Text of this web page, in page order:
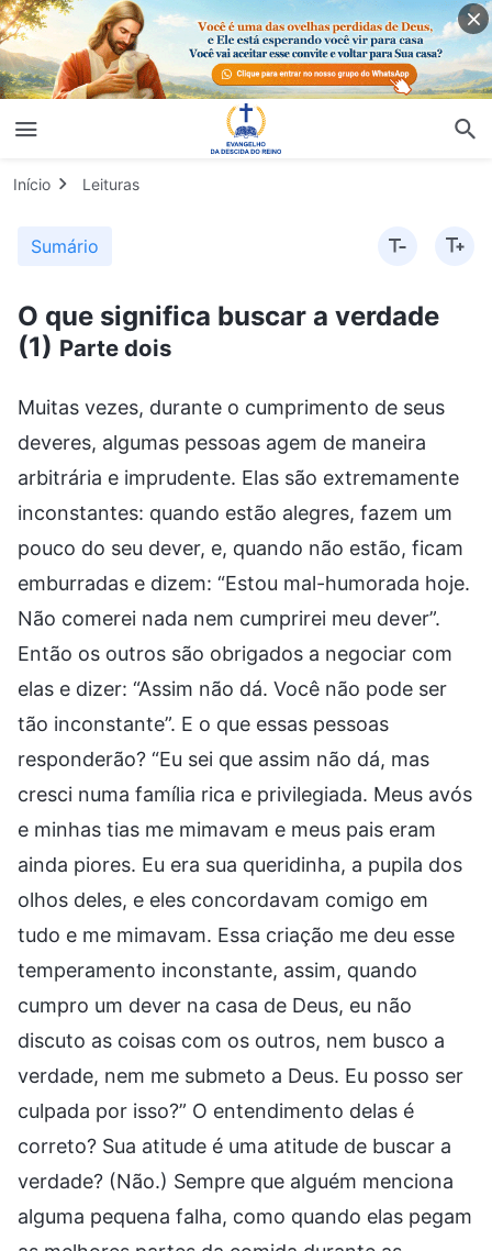
Início Leituras
Sumário
O que significa buscar a verdade
(1) Parte dois
Muitas vezes, durante o cumprimento de seus deveres, algumas pessoas agem de maneira arbitrária e imprudente. Elas são extremamente inconstantes: quando estão alegres, fazem um pouco do seu dever, e, quando não estão, ficam emburradas e dizem: “Estou mal-humorada hoje. Não comerei nada nem cumprirei meu dever”. Então os outros são obrigados a negociar com elas e dizer: “Assim não dá. Você não pode ser tão inconstante”. E o que essas pessoas responderão? “Eu sei que assim não dá, mas cresci numa família rica e privilegiada. Meus avós e minhas tias me mimavam e meus pais eram ainda piores. Eu era sua queridinha, a pupila dos olhos deles, e eles concordavam comigo em tudo e me mimavam. Essa criação me deu esse temperamento inconstante, assim, quando cumpro um dever na casa de Deus, eu não discuto as coisas com os outros, nem busco a verdade, nem me submeto a Deus. Eu posso ser culpada por isso?” O entendimento delas é correto? Sua atitude é uma atitude de buscar a verdade? (Não.) Sempre que alguém menciona alguma pequena falha, como quando elas pegam as melhores partes da comida durante as refeições, como só se importam consigo mesmas sem pensar nos outros, elas dizem: “Sou assim desde a infância. Estou acostumada com isso. Eu nunca pensei nas outras pessoas. Sempre tive uma vida privilegiada, pais que me adoram e avós que me idolatram. Eu sou a pupila dos olhos de toda a minha família”. Isso é um monte de bobagem e falácia. Isso não é um pouco descarado e insolente? Seus pais idolatram você — isso significa que todas as outras pessoas devem idolatrar também? Seus parentes adoram e idolatram você — isso lhe dá motivo para agir de maneira imprudente e arbitrária na casa de Deus? Esse é um motivo válido? Essa é a atitude correta a ter em relação a seu caráter corrupto? Essa é uma atitude de buscar a verdade? (Não.) Quando algo acomete essas pessoas, quando têm qualquer problema que tenha a ver com seu caráter corrupto ou com sua vida, elas procuram justificativas objetivas para responder por ele, para explicá-lo, para justificá-lo. Elas nunca buscam a verdade nem oram a Deus e não vêm para diante de Deus para refletir sobre si mesmas. Sem autorreflexão, alguém pode conhecer seus problemas e sua corrupção? (Não.) E ele pode se arrepender sem conhecer sua corrupção? (Não.) Se alguém não puder se arrepender, qual é a condição em que, invariavelmente, viverá? Não será uma condição de perdão próprio? De achar que, embora tenha manifestado corrupção, ele não cometeu nenhum mal nem violou os decretos administrativos — que, embora agir assim não tenha se conformado aos princípios da verdade, não foi intencional e é perdoável? (Sim.) Bem, esse é o tipo de condição que alguém que busca a verdade deveria ter? (Não.) Se alguém nunca se arrepender de verdade e sempre viver nesse tipo de condição, será capaz de dar meia-volta? Não, ele nunca será capaz disso. E se não der meia-volta, a pessoa será incapaz de realmente se soltar de seu mal. O que significa ser incapaz de realmente se soltar de seu mal? Significa que ela não pode praticar a verdade nem entrar na realidade da verdade. Esse é o desfecho óbvio. Se você não consegue se soltar de seu mal nem praticar a verdade e entrar na realidade da verdade, então, se você deseja que Deus mude de opinião em relação a você, se deseja alcançar a obra do Espírito Santo, ganhar o esclarecimento e a iluminação de Deus e que Deus perdoe suas transgressões e resolva sua corrupção, isso será possível? (Não.) Se não é possível, sua crença em Deus pode resultar na sua salvação? (Não.) Se vive numa condição de perdoar e admirar a si mesma, a pessoa fica quilômetros aquém de buscar a verdade. As coisas com que ela se ocupa, que observa, ouve e corre por aí fazendo podem até estar relacionadas à crença em Deus, mas nada têm a ver com a busca ou a prática da verdade. Esse desfecho é óbvio. E já que elas não estão relacionadas à busca nem à prática da verdade, essa pessoa não terá refletido sobre si mesma nem terá conhecimento de si mesma. Ela não conhecerá a medida em que foi corrompida e não saberá como praticar o arrependimento, portanto é ainda menos provável que ela alcançará o arrependimento verdadeiro ou fará com que Deus mude Sua opinião em relação a ela. Se você viver em tal condição e quiser que Deus repense, perdoe ou aprove você, isso realmente será difícil. O que significa “aprovar” aqui? Significa que Deus reconhece o que você faz, o aprova e Se lembra disso. Se não consegue ganhar nenhuma dessas coisas, isso prova que você não está buscando a verdade nas coisas que faz, em seus esforços, em suas manifestações e em seu comportamento. Não importa o que você pense, mesmo que seja capaz de exercer alguns bons comportamentos, esses comportamentos só representam que existe um tanto de razão e consciência em sua humanidade. Mas esses bons comportamentos não são uma manifestação da busca da verdade, pois seu ponto de partida, suas intenções e seus motivos não são os de buscar a verdade. Que base existe para dizer isso? A base é que nenhum de seus pensamentos, ações ou feitos ocorre na busca da verdade e nada têm a ver com a verdade. Se tudo que alguém faz é não ganhar a aprovação e o reconhecimento de Deus, então nada que ele faz será capaz de alcançar a aprovação e o reconhecimento de Deus, e é óbvio que esses comportamentos e práticas só podem ser chamados de bons comportamentos humanos. Não são sinais de que ele está praticando a verdade e certamente não são sinais de que a está buscando. Pessoas que são particularmente inconstantes e muitas vezes se comportam de maneira imprudente e arbitrária não aceitam o julgamento e castigo das palavras de Deus nem aceitam poda e tratamento. Também dão desculpas frequentes por não buscar a verdade e por sua incapacidade de aceitar poda e tratamento. Que caráter é esse? Obviamente, é um caráter que está farto da verdade — o caráter de Satanás. O homem possui a natureza de Satanás e seu caráter, então, sem dúvida alguma, as pessoas são de Satanás. São diabos, a cria de Satanás e prole do grande dragão vermelho. Algumas pessoas são capazes de admitir que são diabos, satanases, e a prole do grande dragão vermelho, e falam de forma muito bonita sobre seu autoconhecimento. Mas, quando revelam um caráter corrupto e alguém as expõe, lidam com elas e as podam, elas tentam se justificar com todas as forças e não aceitarão a verdade de jeito nenhum. Qual é o problema aqui? Nisso, essas pessoas são totalmente expostas. Elas falam de forma muito bonita quando falam em conhecer a si mesmas, por que, então, quando confrontadas com poda e tratamento, não conseguem aceitar a verdade? Há um problema aqui. Esse tipo de coisa não é muito comum? É fácil de discernir? Na verdade, é. Há muitas pessoas que admitem que são diabos e satanases quando falam do seu autoconhecimento, mas não se arrependem nem mudam depois. Então, o autoconhecimento de que falam é verdadeiro ou falso? Elas têm conhecimento sincero de si mesmas ou é apenas um ardil para enganar os outros? A resposta é evidente. Portanto, para ver se uma pessoa tem autoconhecimento verdadeiro, você não deveria simplesmente ouvi-las falar sobre isso — deveria observar a atitude que elas têm em relação a poda e tratamento e se conseguem aceitar a verdade. Esse é o ponto mais crucial. Quem não aceita ser podado e tratado tem uma essência de não aceitar a verdade, de se recusar a aceitá-la, e o seu caráter está farto da verdade. Isso está fora de qualquer dúvida. Algumas pessoas não permitem que os outros lidem com elas, não importa quanta corrupção tenham revelado — ninguém pode podá-las nem lidar com elas. Elas podem falar sobre seu autoconhecimento, da maneira que lhes agradar, mas se alguém as expuser, criticá-las ou lidar com elas, não importa o quão objetivo ou em concordância com os fatos estiver, elas não o aceitarão. Não importa que tipo de manifestação de caráter corrupto outra pessoa expuser nelas, elas serão extremamente antagonistas e continuarão a dar justificativas ilusórias para si mesmas, sem o menor sinal de submissão verdadeira. Se não buscarem a verdade, tais pessoas estarão encrencadas. Na igreja, elas são intocáveis e irrepreensíveis. Quando as pessoas dizem algo bom sobre elas, isso as deixa felizes; quando apontam algo ruim nelas, elas se irritam. Se alguém as expõe e diz: “Você é uma pessoa boa, mas é muito inconstante. Você sempre age de maneira arbitrária e imprudente. Você precisa aceitar poda e tratamento. Não seria melhor para você se livrar dessas deficiências e caracteres corruptos?”. Como resposta, elas dirão: “Eu não cometi nenhum mal. Não pequei. Por que você está lidando comigo? Eu fui idolatrada em casa desde a infância, tanto por meus pais como por meus avós. Eu sou sua queridinha, a pupila dos olhos deles. Agora, aqui na casa de Deus, ninguém me idolatra — não é divertido viver aqui! Vocês estão sempre criticando alguma falha minha e tentando lidar comigo. Como querem que eu viva desse jeito?”. Qual é o problema aqui? Os perspicazes conseguem ver imediatamente que essas pessoas foram mimadas por seus pais e parentes e que, ainda agora, não sabem se comportar nem viver independentemente. Sua família o idolatrou como um ídolo e você não conhece seu lugar no universo. Desenvolveu os vícios da arrogância, da hipocrisia e da extrema inconstância, dos quais não está ciente e sobre os quais não reflete. Você acredita em Deus, mas não ouve Suas palavras nem pratica a verdade. Você pode ganhar a verdade com tal crença em Deus? Você pode entrar na realidade da verdade? Você pode viver a semelhança verdadeira de um ser humano? Certamente não. Como crente em Deus, você precisa no mínimo aceitar a verdade e conhecer a si mesmo. Só assim será capaz de mudar. Se você sempre confia em suas noções e imaginações em sua fé, se só busca paz e felicidade em vez de buscar a verdade, se você é incapaz de arrependimento verdadeiro e não tem nenhuma mudança em seu caráter de vida, então sua crença em Deus